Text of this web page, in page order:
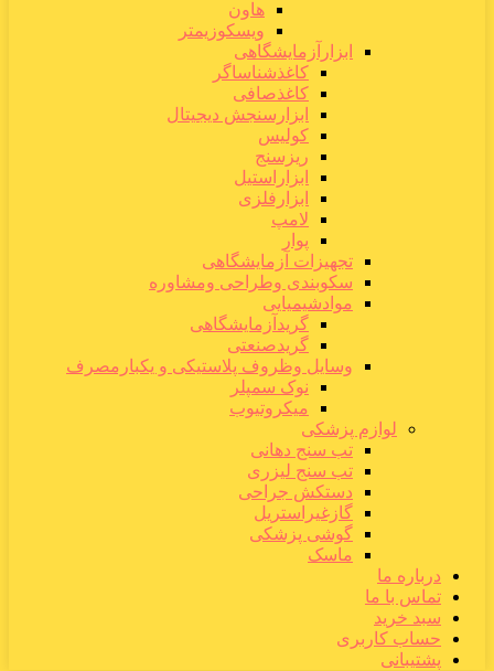
هاون
ویسکوزیمتر
ابزارآزمایشگاهی
کاغذشناساگر
کاغذصافی
ابزارسنجش دیجیتال
کولیس
ریزسنج
ابزاراستیل
ابزارفلزی
لامپ
پوار
تجهیزات آزمایشگاهی
سکوبندی وطراحی ومشاوره
موادشیمیایی
گریدآزمایشگاهی
گریدصنعتی
وسایل وظروف پلاستیکی و یکبارمصرف
نوک سمپلر
میکروتیوب
لوازم پزشکی
تب سنج دهانی
تب سنج لیزری
دستکش جراحی
گازغیراستریل
گوشی پزشکی
ماسک
درباره ما
تماس با ما
سبد خرید
حساب کاربری
پشتیبانی